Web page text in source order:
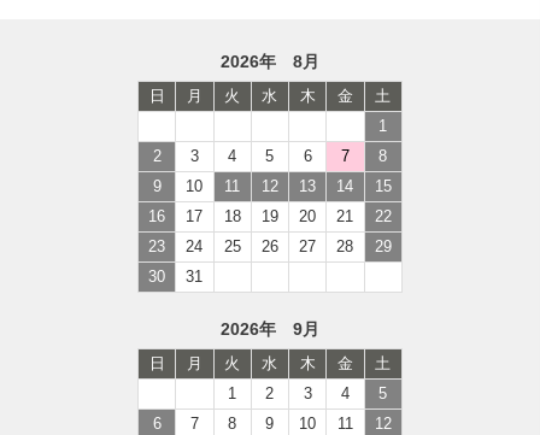
2026年 8月
日 月 火 水 木 金
土
1
2
3 4 5 6 7
8
9
10 11 12 13 14
15
16
17 18 19 20 21
22
23
24 25 26 27 28
29
30
31
2026年 9月
日 月 火 水 木 金
土
1
2 3 4
5
6
7 8 9 10 11
12